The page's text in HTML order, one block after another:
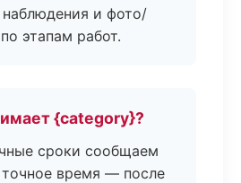
наблюдения и фото/
этапам работ.
{category}?
сроки сообщаем
время — после